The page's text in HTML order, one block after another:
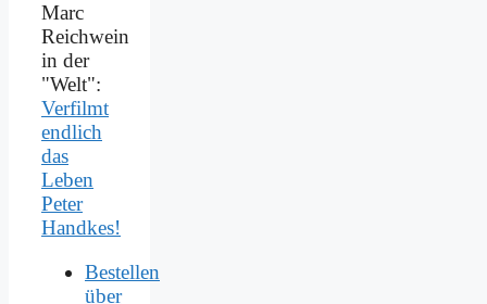
Marc
Reichwein
in der
"Welt":
Verfilmt
endlich
das
Leben
Peter
Handkes!
Bestellen
über